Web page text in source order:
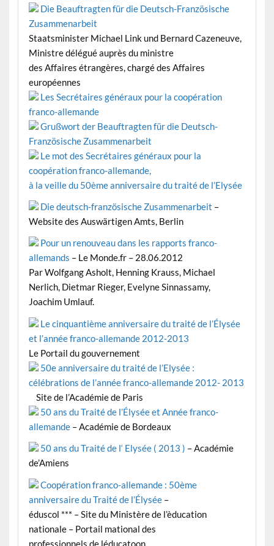
Die Beauftragten für die Deutsch-Französische
Zusammenarbeit
Staatsminister Michael Link und Bernard Cazeneuve,
Ministre délégué auprès du ministre
des Affaires étrangères, chargé des Affaires
européennes
Les Secrétaires généraux pour la coopération
franco-allemande
Grußwort der Beauftragten für die Deutsch-
Französische Zusammenarbeit
Le mot des Secrétaires généraux pour la
coopération franco-allemande,
à la veille du 50ème anniversaire du traité de l’Elysée
Die deutsch-französische Zusammenarbeit –
Website des Auswärtigen Amts, Berlin
Pour un renouveau dans les rapports franco-
allemands – Le Monde.fr – 28.06.2012
Par Wolfgang Asholt, Henning Krauss, Michael
Nerlich, Dietmar Rieger, Evelyne Sinnassamy,
Joachim Umlauf.
Le cinquantième anniversaire du traité de l’Élysée
et l’année franco-allemande 2012-2013
Le Portail du gouvernement
50e anniversaire du traité de l’Elysée :
célébrations de l’année franco-allemande 2012- 2013
Site de l’Académie de Paris
50 ans du Traité de l’Élysée et Année franco-
allemande– Académie de Bordeaux
50 ans du Traité de l‘ Elysée ( 2013 ) – Académie
de’Amiens
Coopération franco-allemande : 50ème
anniversaire du Traité de l’Élysée–
éduscol *** – Site du Ministère de l’èducation
nationale – Portail mational des
professionnels de léducatoon